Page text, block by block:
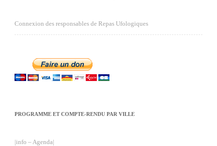
Connexion des responsables de Repas Ufologiques
PROGRAMME ET COMPTE-RENDU PAR VILLE
|info – Agenda|